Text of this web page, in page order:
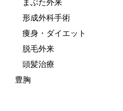
まぶた外来
形成外科手術
痩身・ダイエット
脱毛外来
頭髪治療
豊胸